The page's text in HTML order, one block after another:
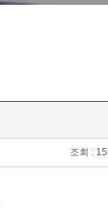
조회 :